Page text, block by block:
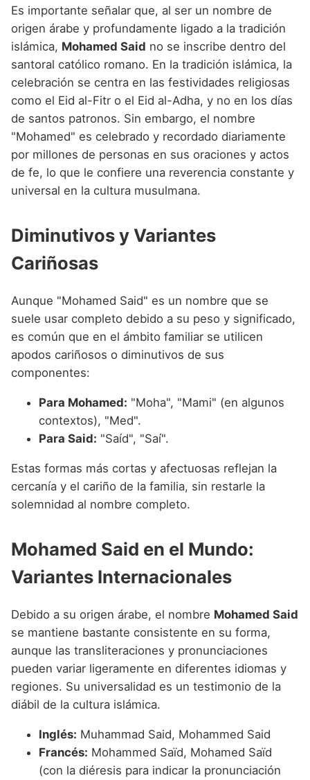
Es importante señalar que, al ser un nombre de
origen árabe y profundamente ligado a la tradición
islámica, Mohamed Said no se inscribe dentro del
santoral católico romano. En la tradición islámica, la
celebración se centra en las festividades religiosas
como el Eid al-Fitr o el Eid al-Adha, y no en los días
de santos patronos. Sin embargo, el nombre
"Mohamed" es celebrado y recordado diariamente
por millones de personas en sus oraciones y actos
de fe, lo que le confiere una reverencia constante y
universal en la cultura musulmana.
Diminutivos y Variantes
Cariñosas
Aunque "Mohamed Said" es un nombre que se
suele usar completo debido a su peso y significado,
es común que en el ámbito familiar se utilicen
apodos cariñosos o diminutivos de sus
componentes:
Para Mohamed: "Moha", "Mami" (en algunos
contextos), "Med".
Para Said: "Saíd", "Saí".
Estas formas más cortas y afectuosas reflejan la
cercanía y el cariño de la familia, sin restarle la
solemnidad al nombre completo.
Mohamed Said en el Mundo:
Variantes Internacionales
Debido a su origen árabe, el nombre Mohamed Said
se mantiene bastante consistente en su forma,
aunque las transliteraciones y pronunciaciones
pueden variar ligeramente en diferentes idiomas y
regiones. Su universalidad es un testimonio de la
diábil de la cultura islámica.
Inglés: Muhammad Said, Mohammed Said
Francés: Mohammed Saïd, Mohamed Saïd
(con la diéresis para indicar la pronunciación